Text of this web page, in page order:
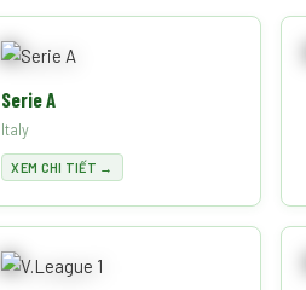
Serie A
Italy
XEM CHI TIẾT →